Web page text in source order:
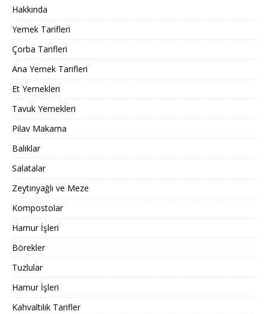
Hakkında
Yemek Tarifleri
Çorba Tarifleri
Ana Yemek Tarifleri
Et Yemekleri
Tavuk Yemekleri
Pilav Makarna
Balıklar
Salatalar
Zeytinyağlı ve Meze
Kompostolar
Hamur İşleri
Börekler
Tuzlular
Hamur İşleri
Kahvaltılık Tarifler